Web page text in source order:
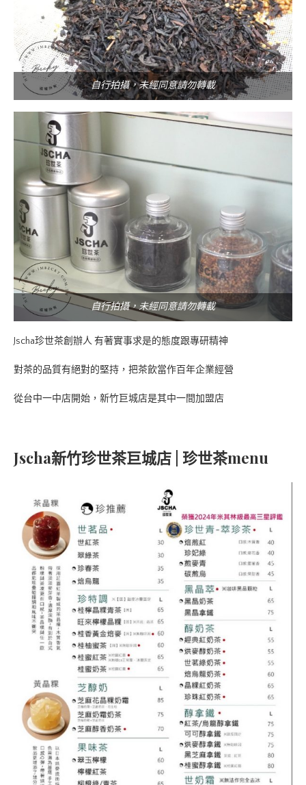
自行拍攝，未經同意請勿轉載
自行拍攝，未經同意請勿轉載
Jscha珍世茶創辦人 有著實事求是的態度跟專研精神
對茶的品質有絕對的堅持，把茶飲當作百年企業經營
從台中一中店開始，新竹巨城店是其中一間加盟店
Jscha新竹珍世茶巨城店 | 珍世茶menu